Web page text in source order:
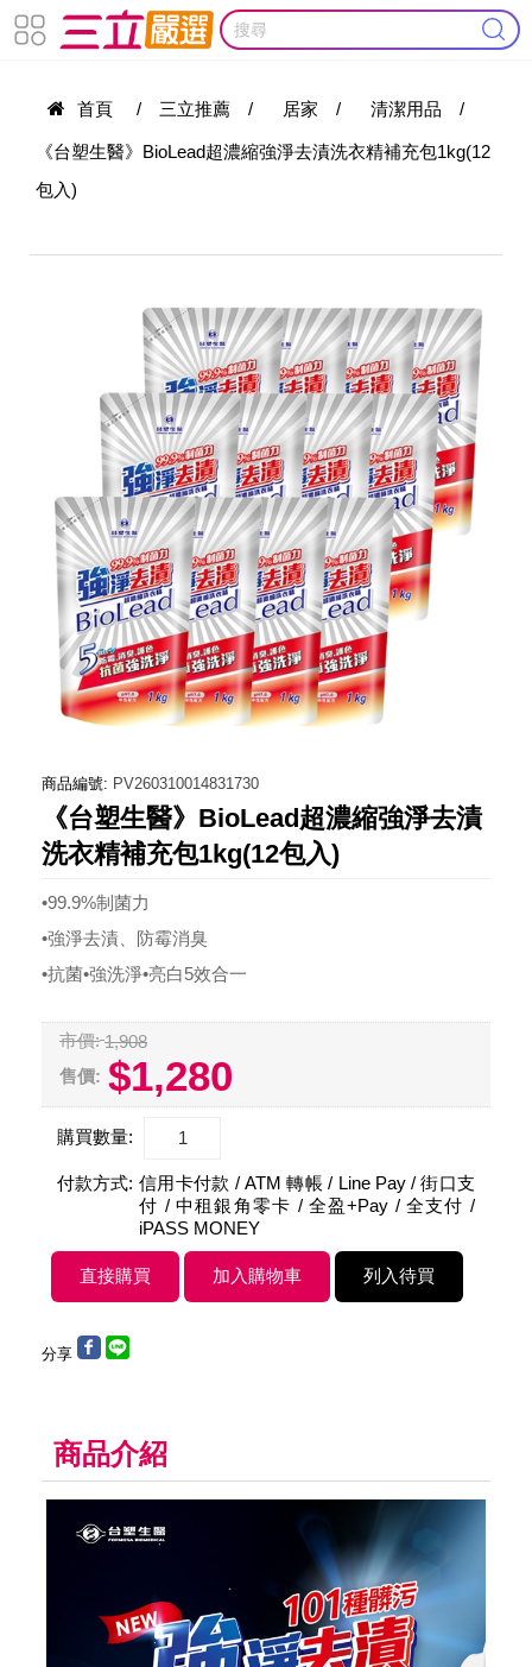
首頁 / 三立推薦 / 居家 / 清潔用品 /
《台塑生醫》BioLead超濃縮強淨去漬洗衣精補充包1kg(12
包入)
商品編號: PV260310014831730
《台塑生醫》BioLead超濃縮強淨去漬
洗衣精補充包1kg(12包入)
•99.9%制菌力
•強淨去漬、防霉消臭
•抗菌•強洗淨•亮白5效合一
市價: 1,908
售價: $1,280
購買數量:
付款方式: 信用卡付款 / ATM 轉帳 / Line Pay / 街口支
付 / 中租銀角零卡 / 全盈+Pay / 全支付 /
iPASS MONEY
分享
商品介紹